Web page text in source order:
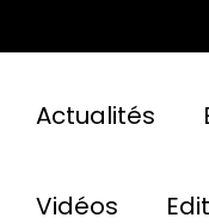
Actualités
Vidéos